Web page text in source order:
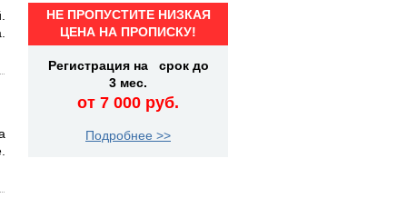
НЕ ПРОПУСТИТЕ НИЗКАЯ
ЦЕНА НА ПРОПИСКУ!
Регистрация на срок до
3 мес.
от 7 000 руб.
Подробнее >>